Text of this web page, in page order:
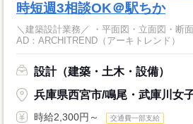
時短週3相談OK＠駅ちか
＼建築設計業務／ ・平面図・立面図・断面図 ・詳細図（納まり） C
AD：ARCHITREND（アーキトレンド）
設計（建築・土木・設備）
兵庫県西宮市/鳴尾・武庫川女
時給2,300円～ 交通費一部支給